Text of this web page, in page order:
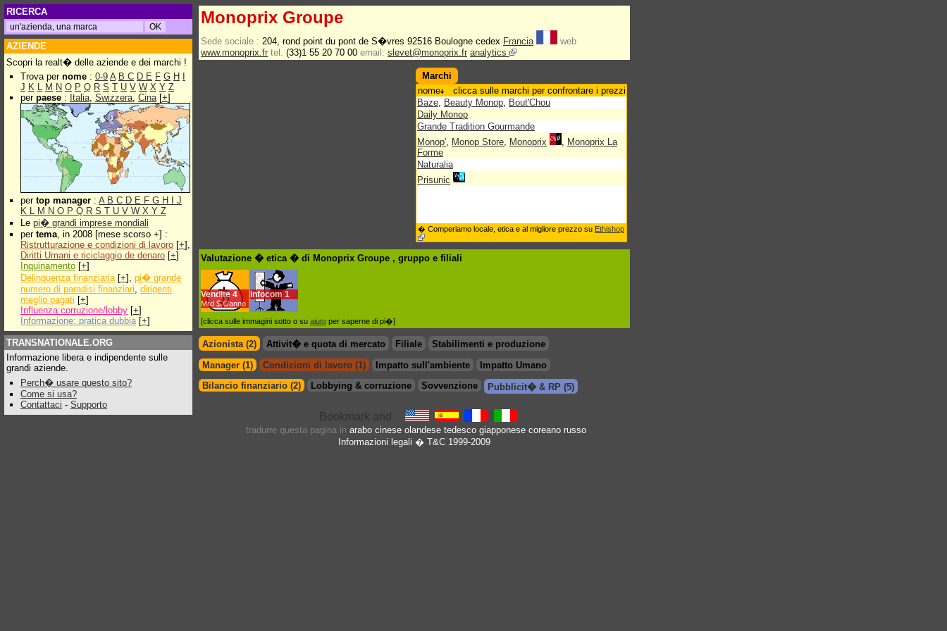
RICERCA
AZIENDE
Scopri la realt� delle aziende e dei marchi !
Trova per nome : 0-9 A B C D E F G H
J K L M N O P Q R S T U V W X Y Z
per paese : Italia, Swizzera, Cina[+]
per top manager : A B C D E F G H
J
K L M N O P Q R S T U V W X Y Z
Le pi� grandi imprese mondiali
per tema, in 2008 [mese scorso +] :
Ristrutturazione e condizioni di lavoro [+],
Diritti Umani e riciclaggio de denaro [+]
Inquinamento [+]
Delinquenza finanziaria[+], pi� grande
numero di paradisi finanziari, dirigenti
meglio pagati [+]
Influenza:corruzione/lobby [+]
Informazione: pratica dubbia [+]
TRANSNATIONALE.ORG
Informazione libera e indipendente sulle
grandi aziende.
Perch� usare questo sito?
Come si usa?
Contattaci - Supporto
Monoprix Groupe
Sede sociale : 204, rond point du pont de S�vres 92516 Boulogne cedex Francia
web
www.monoprix.fr tel. (33)1 55 20 70 00 email: slevet@monoprix.fr analytics
Marchi
nome
clicca sulle marchi per confrontare i prezzi
Baze, Beauty Monop, Bout'Chou
Daily Monop
Grande Tradition Gourmande
Monop', Monop Store, Monoprix , Monoprix La
Forme
Naturalia
Prisunic
� Comperiamo locale, etica e al migliore prezzo su Ethishop
Valutazione � etica � di Monoprix Groupe , gruppo e filiali
Vendite 4
Mrd $.€/anno
Infocom 1
[clicca sulle immagini sotto o su aiuto per saperne di pi�]
Azionista (2) Attivit� e quota di mercato Filiale
Stabilimenti e produzione
Manager (1)
Condizioni di lavoro (1) Impatto sull'ambiente
Impatto Umano
Bilancio finanziario (2)
Lobbying & corruzione Sovvenzione Pubblicit� & RP (5)
tradurre questa pagina in arabo cinese olandese tedesco giapponese coreano russo
Informazioni legali � T&C 1999-2009